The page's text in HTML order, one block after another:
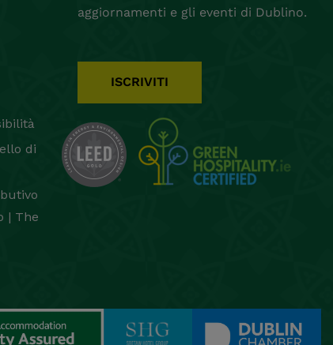
di
| The
aggiornamenti e gli eventi di Dublino.
ISCRIVITI